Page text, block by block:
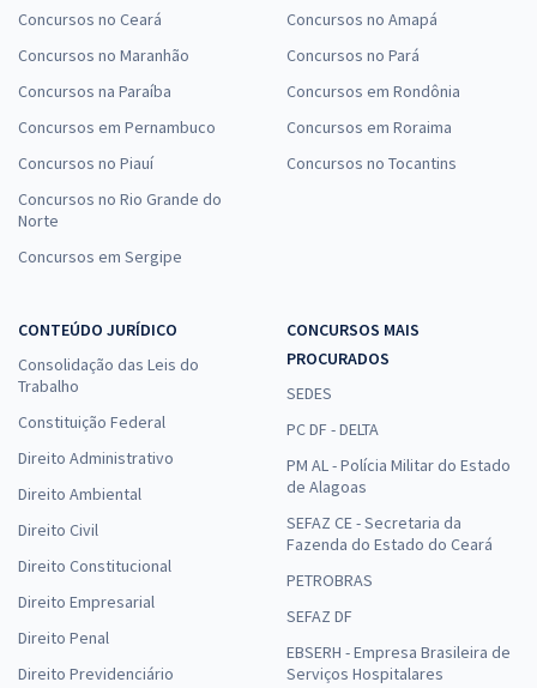
Concursos no Ceará
Concursos no Maranhão
Concursos na Paraíba
Concursos em Pernambuco
Concursos no Piauí
Concursos no Rio Grande do
Norte
Concursos em Sergipe
Concursos no Amapá
Concursos no Pará
Concursos em Rondônia
Concursos em Roraima
Concursos no Tocantins
CONTEÚDO JURÍDICO
Consolidação das Leis do
Trabalho
Constituição Federal
Direito Administrativo
Direito Ambiental
Direito Civil
Direito Constitucional
Direito Empresarial
Direito Penal
Direito Previdenciário
CONCURSOS MAIS
PROCURADOS
SEDES
PC DF - DELTA
PM AL - Polícia Militar do Estado
de Alagoas
SEFAZ CE - Secretaria da
Fazenda do Estado do Ceará
PETROBRAS
SEFAZ DF
EBSERH - Empresa Brasileira de
Serviços Hospitalares